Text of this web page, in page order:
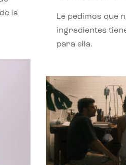
la
Le pedimos que
ingredientes
para ella.